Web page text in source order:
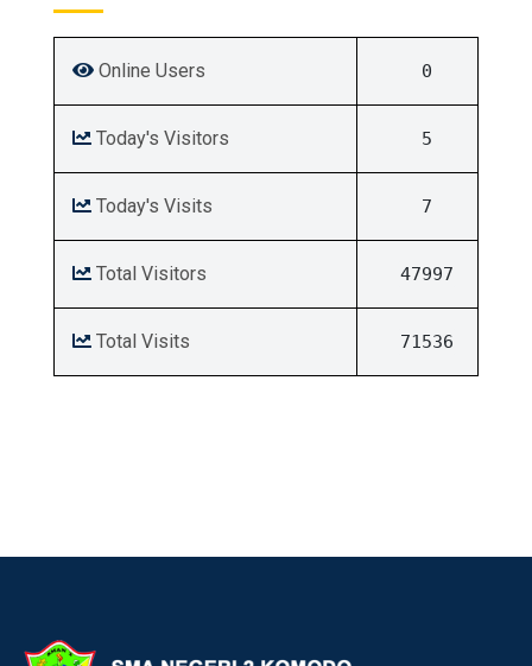
Online Users 0
Today's Visitors 5
Today's Visits 7
Total Visitors 47997
Total Visits 71536